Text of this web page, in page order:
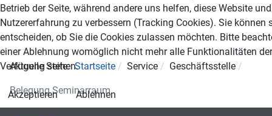
Aktuelle Seite:Startseite Service Geschäftsstelle
Belegung Seminarraum
Betrieb der Seite, während andere uns helfen, diese Website
Nutzererfahrung zu verbessern (Tracking Cookies). Sie können
entscheiden, ob Sie die Cookies zulassen möchten. Bitte
einer Ablehnung womöglich nicht mehr alle Funktionalitäten
Verfügung stehen.
Akzeptieren Ablehnen